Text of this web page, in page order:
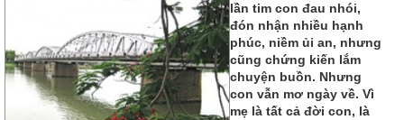
lần tim con đau nhói,
đón nhận nhiều hạnh
phúc, niềm ủi an, nhưng
cũng chứng kiến lắm
chuyện buồn. Nhưng
con vẫn mơ ngày về. Vì
mẹ là tất cả đời con, là